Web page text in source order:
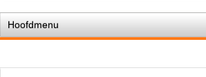
Hoofdmenu
De spelregels